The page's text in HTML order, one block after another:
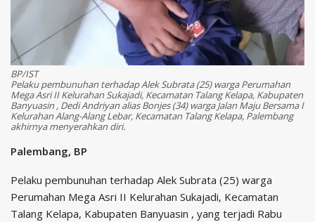
BP/IST
Pelaku pembunuhan terhadap Alek Subrata (25) warga Perumahan
Mega Asri II Kelurahan Sukajadi, Kecamatan Talang Kelapa, Kabupaten
Banyuasin , Dedi Andriyan alias Bonjes (34) warga Jalan Maju Bersama I
Kelurahan Alang-Alang Lebar, Kecamatan Talang Kelapa, Palembang
akhirnya menyerahkan diri.
Palembang, BP
Pelaku pembunuhan terhadap Alek Subrata (25) warga
Perumahan Mega Asri II Kelurahan Sukajadi, Kecamatan
Talang Kelapa, Kabupaten Banyuasin , yang terjadi Rabu